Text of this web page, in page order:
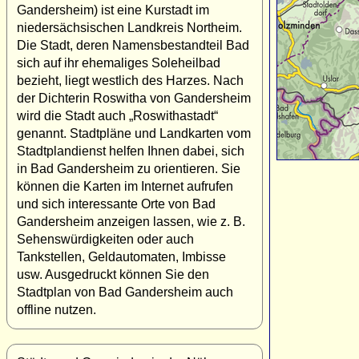
Gandersheim) ist eine Kurstadt im
niedersächsischen Landkreis Northeim.
Die Stadt, deren Namensbestandteil Bad
sich auf ihr ehemaliges Soleheilbad
bezieht, liegt westlich des Harzes. Nach
der Dichterin Roswitha von Gandersheim
wird die Stadt auch „Roswithastadt“
genannt. Stadtpläne und Landkarten vom
Stadtplandienst helfen Ihnen dabei, sich
in Bad Gandersheim zu orientieren. Sie
können die Karten im Internet aufrufen
und sich interessante Orte von Bad
Gandersheim anzeigen lassen, wie z. B.
Sehenswürdigkeiten oder auch
Tankstellen, Geldautomaten, Imbisse
usw. Ausgedruckt können Sie den
Stadtplan von Bad Gandersheim auch
offline nutzen.